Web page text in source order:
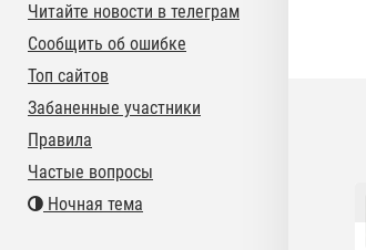
Читайте новости в телеграм
Сообщить об ошибке
Топ сайтов
Забаненные участники
Правила
Частые вопросы
Ночная тема